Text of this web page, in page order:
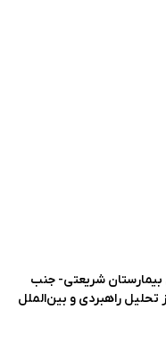
بیمارستان شریعتی- جنب
تحلیل راهبردی و بین‌الملل